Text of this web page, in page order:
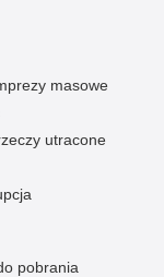
masowe
utracone
pobrania